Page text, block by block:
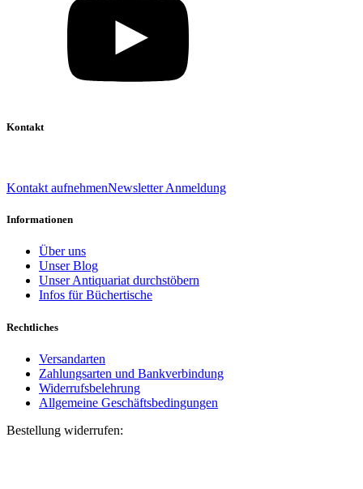
Kontakt
Kontakt aufnehmenNewsletter Anmeldung
Informationen
Über uns
Unser Blog
Unser Antiquariat durchstöbern
Infos für Büchertische
Rechtliches
Versandarten
Zahlungsarten und Bankverbindung
Widerrufsbelehrung
Allgemeine Geschäftsbedingungen
Bestellung widerrufen: